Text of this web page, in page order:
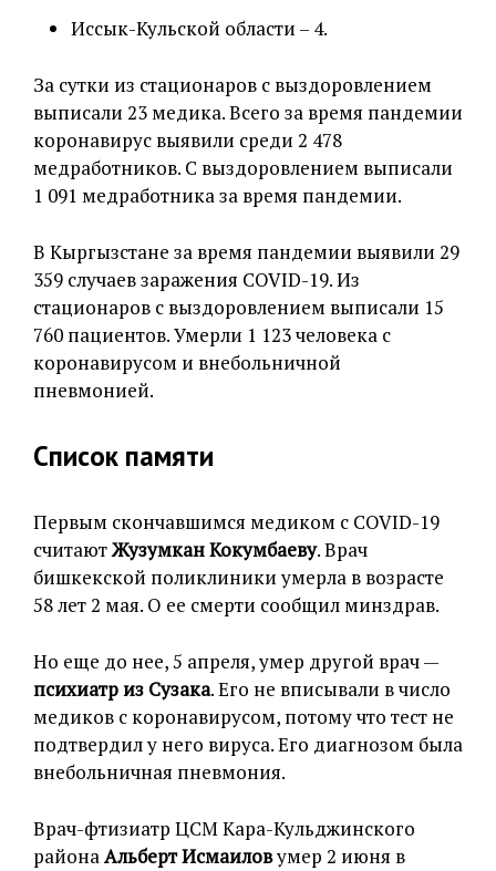
Иссык-Кульской области – 4.
За сутки из стационаров с выздоровлением
выписали 23 медика. Всего за время пандемии
коронавирус выявили среди 2 478
медработников. С выздоровлением выписали
1 091 медработника за время пандемии.
В Кыргызстане за время пандемии выявили 29
359 случаев заражения COVID-19. Из
стационаров с выздоровлением выписали 15
760 пациентов. Умерли 1 123 человека с
коронавирусом и внебольничной
пневмонией.
Список памяти
Первым скончавшимся медиком с COVID-19
считаютЖузумкан Кокумбаеву. Врач
бишкекской поликлиники умерла в возрасте
58 лет 2 мая. О ее смерти сообщил минздрав.
Но еще до нее, 5 апреля, умер другой врач —
психиатр из Сузака. Его не вписывали в число
медиков с коронавирусом, потому что тест не
подтвердил у него вируса. Его диагнозом была
внебольничная пневмония.
Врач-фтизиатр ЦСМ Кара-Кульджинского
районаАльберт Исмаиловумер 2 июня в